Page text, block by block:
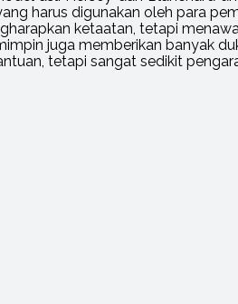
harus digunakan oleh para
ketaatan, tetapi
juga memberikan banyak
tetapi sangat sedikit